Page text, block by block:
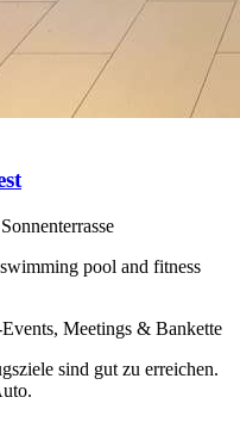
pool and fitness
Meetings & Bankette
sind gut zu erreichen.